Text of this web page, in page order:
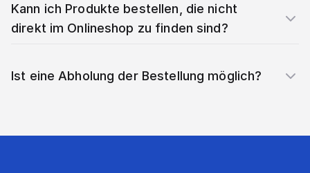
Kann ich Produkte bestellen, die nicht
direkt im Onlineshop zu finden sind?
Ist eine Abholung der Bestellung möglich?